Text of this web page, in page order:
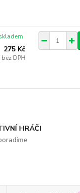
275 Kč
bez DPH
HRÁČI